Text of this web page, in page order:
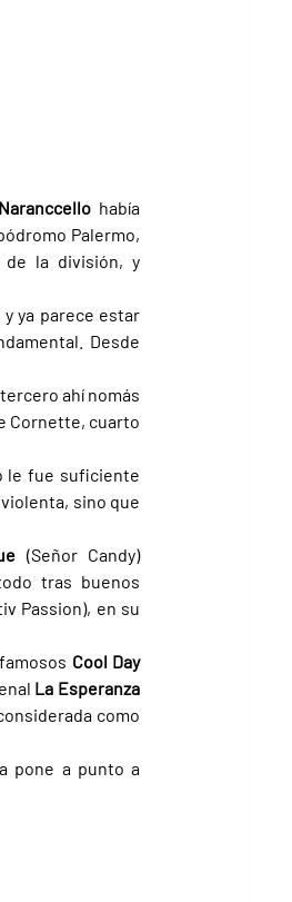
Naranccello había
Palermo,
de la división, y
ya parece estar
Desde
ahí nomás
Cornette, cuarto
le fue suficiente
sino que
(Señor Candy)
tras buenos
Passion), en su
Cool Day
pone a punto a